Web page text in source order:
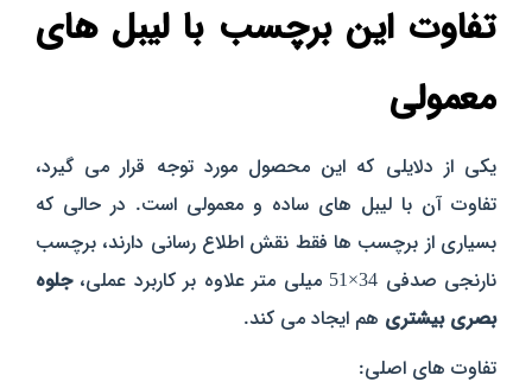
تفاوت این برچسب با لیبل‌ های
معمولی
یکی از دلایلی که این محصول مورد توجه قرار می‌ گیرد،
تفاوت آن با لیبل‌ های ساده و معمولی است. در حالی که
بسیاری از برچسب‌ ها فقط نقش اطلاع‌ رسانی دارند، برچسب
نارنجی صدفی 34×51 میلی‌ متر علاوه بر کاربرد عملی،
جلوه
بصری بیشتری هم ایجاد می‌ کند.
تفاوت‌ های اصلی: